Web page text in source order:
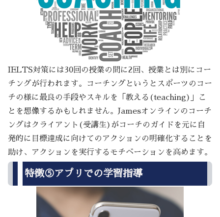
IELTS対策には30回の授業の間に2回、授業とは別にコー
チングが行われます。コーチングというとスポーツのコー
チの様に最良の手段やスキルを「教える(teaching)」こ
とを想像するかもしれません。Jamesオンラインのコーチ
ングはクライアント(受講生)がコーチのガイドを元に自
発的に目標達成に向けてのアクションの明確化することを
助け、アクションを実行するモチベーションを高めます。
特徴⑤アプリでの学習指導